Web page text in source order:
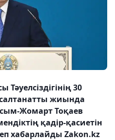
30
жиында
Жомарт Тоқаев
қадір-қасиетін
хабарлайды Zakon.kz